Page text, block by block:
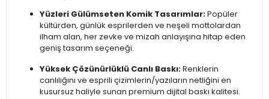
Yüzleri Gülümseten Komik Tasarımlar:Popüler
kültürden, günlük esprilerden ve neşeli mottolardan
ilham alan, her zevke ve mizah anlayışına hitap eden
geniş tasarım seçeneği.
Yüksek Çözünürlüklü Canlı Baskı:Renklerin
canlılığını ve esprili çizimlerin/yazıların netliğini en
kusursuz haliyle sunan premium dijital baskı kalitesi.